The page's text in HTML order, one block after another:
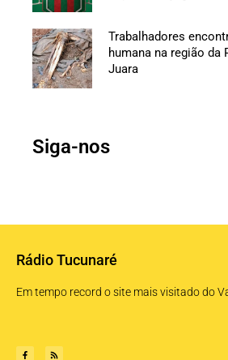
Trabalhadores
humana na região da
Juara
Siga-nos
Rádio Tucunaré
Em tempo record o site mais visitado do